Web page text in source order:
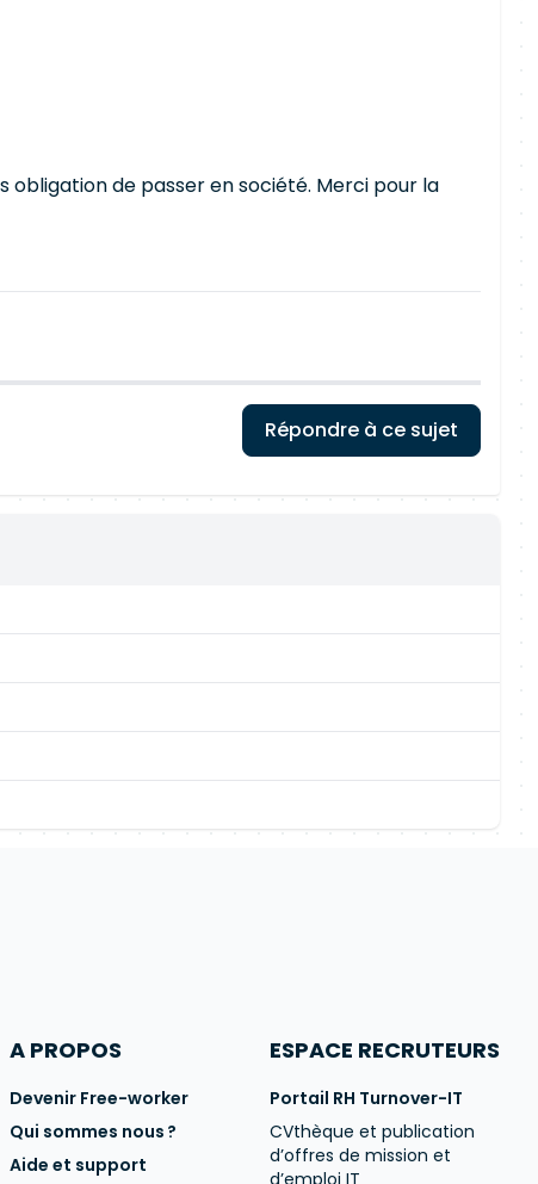
obligation de passer en société. Merci pour la
Répondre à ce sujet
A PROPOS
Devenir Free-worker
Qui sommes nous ?
Aide et support
ESPACE RECRUTEURS
Portail RH Turnover-IT
CVthèque et publication
d’offres de mission et
d’emploi IT